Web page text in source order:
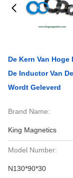
De Kern Van
De Inductor Van
Wordt Geleverd
Brand Name:
King Magnetics
Model Number:
N130*90*30